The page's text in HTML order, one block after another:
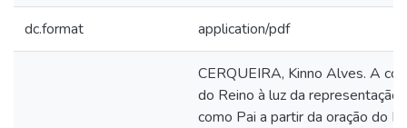
dc.format application/pdf
CERQUEIRA, Kinno Alves. A
do Reino à luz da representação
como Pai a partir da oração do